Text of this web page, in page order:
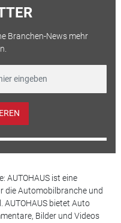
Branchen-News mehr
AUTOHAUS ist eine
die Automobilbranche und
AUTOHAUS bietet Auto
Bilder und Videos